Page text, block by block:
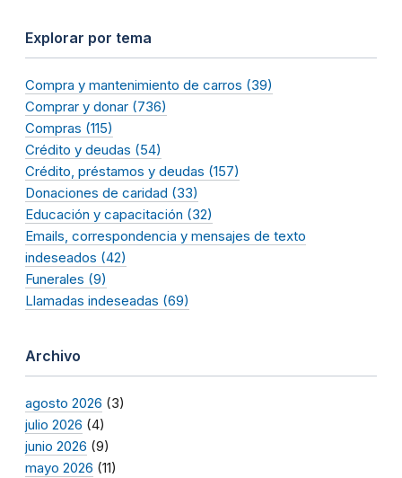
Explorar por tema
Compra y mantenimiento de carros (39)
Comprar y donar (736)
Compras (115)
Crédito y deudas (54)
Crédito, préstamos y deudas (157)
Donaciones de caridad (33)
Educación y capacitación (32)
Emails, correspondencia y mensajes de texto
indeseados (42)
Funerales (9)
Llamadas indeseadas (69)
Archivo
agosto 2026 (3)
julio 2026 (4)
junio 2026 (9)
mayo 2026 (11)